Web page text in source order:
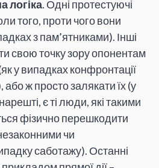
логіка. Одні протестуючі
того, проти чого вони
з пам’ятниками). Інші
свою точку зору опонентам
у випадках конфронтації
ж просто залякати їх (у
є ті люди, які такими
фізично перешкодити
чи
саботажу). Останні